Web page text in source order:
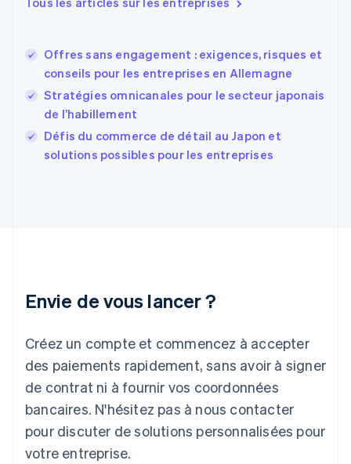
Offres sans engagement : exigences, risques et
conseils pour les entreprises en Allemagne
Stratégies omnicanales pour le secteur japonais
de l’habillement
Défis du commerce de détail au Japon et
solutions possibles pour les entreprises
Envie de vous lancer ?
Créez un compte et commencez à accepter
des paiements rapidement, sans avoir à signer
de contrat ni à fournir vos coordonnées
bancaires. N'hésitez pas à nous contacter
pour discuter de solutions personnalisées pour
votre entreprise.
English
Finlande
EnglishSvenska
FrançaisEnglish
Gibraltar
English
Grèce
Japon
Lettonie
English
Liechtenstein
DeutschEnglish
Lituanie
Luxembourg
FrançaisDeutschEnglish